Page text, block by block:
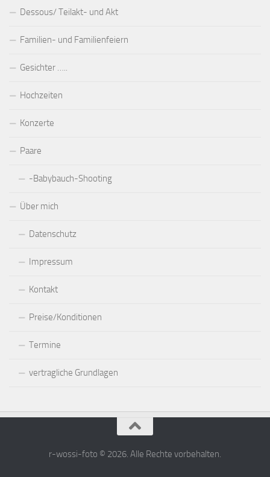
Dessous/ Teilakt- und Akt
Familien- und Familienfeiern
Gesichter …..
Hochzeiten
Konzerte
Paare
-Babybauch-Shooting
Über mich
Datenschutz
Impressum
Kontakt
Preise/Konditionen
Termine
vertragliche Grundlagen
r-wossi-foto © 2026. Alle Rechte vorbehalten.